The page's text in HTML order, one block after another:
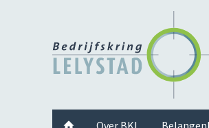
Twitter InstagramLinkedInYoutube
Over BKL